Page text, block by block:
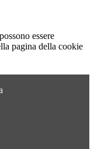
essere
pagina della cookie